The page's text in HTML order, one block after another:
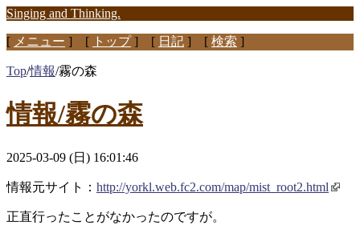
Singing and Thinking.
[ メニュー ] [ トップ] [ 日記 ] [ 検索 ]
Top/情報/霧の森
情報/霧の森
2025-03-09 (日) 16:01:46
情報元サイト： http://yorkl.web.fc2.com/map/mist_root2.html
正直行ったことがなかったのですが。